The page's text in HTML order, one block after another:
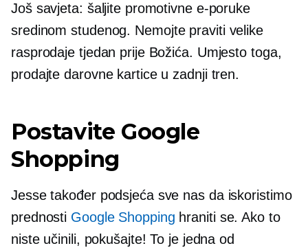
Još savjeta: šaljite promotivne e-poruke
sredinom studenog. Nemojte praviti velike
rasprodaje tjedan prije Božića. Umjesto toga,
prodajte darovne kartice u zadnji tren.
Postavite Google
Shopping
Jesse također podsjeća sve nas da iskoristimo
prednosti Google Shopping hraniti se. Ako to
niste učinili, pokušajte! To je jedna od